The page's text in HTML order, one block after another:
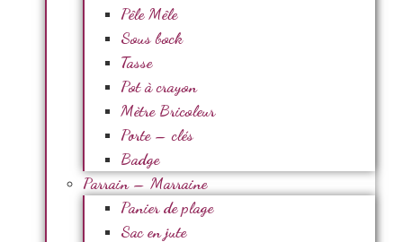
Pêle Mêle
Sous bock
Tasse
Pot à crayon
Mètre Bricoleur
Porte – clés
Badge
Parrain – Marraine
Panier de plage
Sac en jute